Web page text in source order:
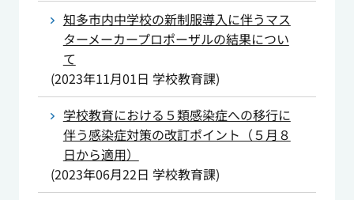
知多市内中学校の新制服導入に伴うマス
ターメーカープロポーザルの結果につい
て
(2023年11月01日 学校教育課)
学校教育における５類感染症への移行に
伴う感染症対策の改訂ポイント（５月８
日から適用）
(2023年06月22日 学校教育課)